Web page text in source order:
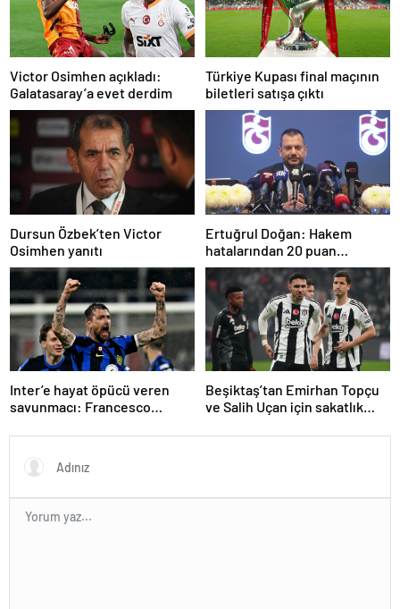
Victor Osimhen açıkladı:
Galatasaray’a evet derdim
Türkiye Kupası final maçının
biletleri satışa çıktı
Dursun Özbek’ten Victor
Osimhen yanıtı
Ertuğrul Doğan: Hakem
hatalarından 20 puan
kaybettik
Inter’e hayat öpücü veren
savunmacı: Francesco
Beşiktaş’tan Emirhan Topçu
ve Salih Uçan için sakatlık